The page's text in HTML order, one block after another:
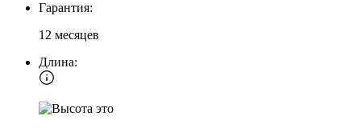
Гарантия:
12 месяцев
Длина: